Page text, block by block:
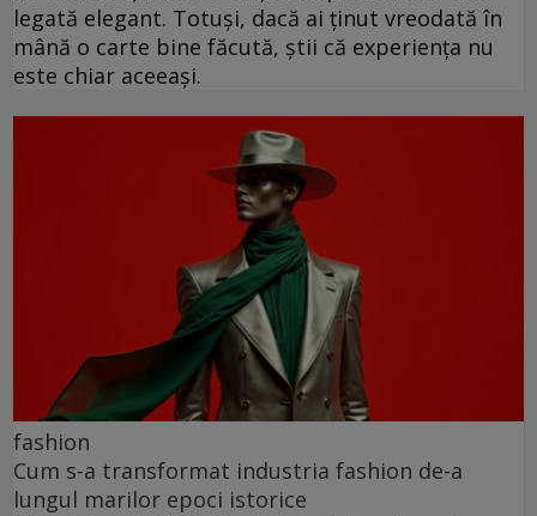
legată elegant. Totuși, dacă ai ținut vreodată în
mână o carte bine făcută, știi că experiența nu
este chiar aceeași.
fashion
Cum s-a transformat industria fashion de-a
lungul marilor epoci istorice